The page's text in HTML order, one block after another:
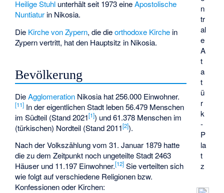
n
tr
al
e
A
t
a
t
ü
r
k
-
P
la
t
z
Heilige Stuhl unterhält seit 1973 eineApostolische
Nuntiatur in Nikosia.
Die Kirche von Zypern, die dieorthodoxe Kirche in
Zypern vertritt, hat den Hauptsitz in Nikosia.
Bevölkerung
DieAgglomeration Nikosia hat 256.000 Einwohner.
[11] In der eigentlichen Stadt leben 56.479 Menschen
im Südteil (Stand 2021[1]) und 61.378 Menschen im
(türkischen) Nordteil (Stand 2011[2]).
Nach der Volkszählung vom 31. Januar 1879 hatte
die zu dem Zeitpunkt noch ungeteilte Stadt 2463
Häuser und 11.197 Einwohner.[12] Sie verteilten sich
wie folgt auf verschiedene Religionen bzw.
Konfessionen oder Kirchen: